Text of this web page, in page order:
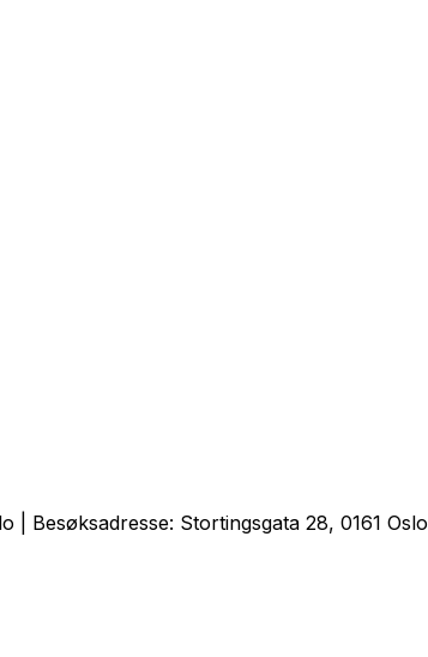
| Besøksadresse: Stortingsgata 28, 0161 Oslo